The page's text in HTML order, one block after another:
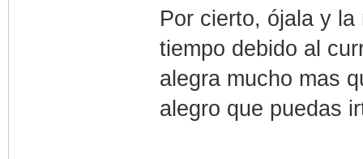
Por cierto, ójala y
tiempo debido al
alegra mucho mas
alegro que puedas